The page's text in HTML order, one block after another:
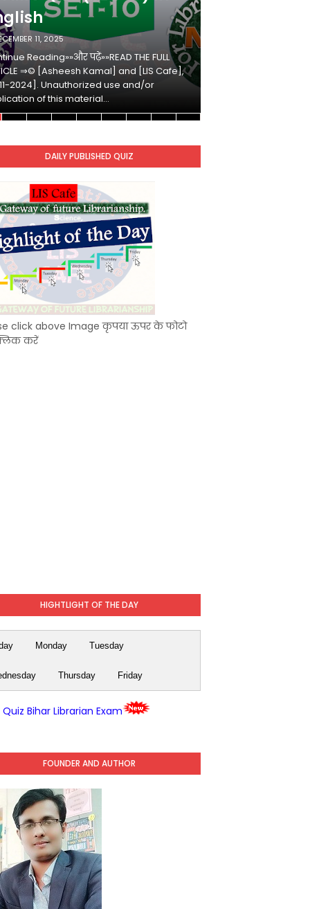
11, 2025
Reading»»और पढ़ें»»READ THE FULL
⇒© [Asheesh Kamal] and [LIS Cafe],
2024]. Unauthorized use and/or
of this material…
DAILY PUBLISHED QUIZ
click above Image कृपया ऊपर के फोटो
करें
HIGHTLIGHT OF THE DAY
Monday Tuesday
Thursday Friday
Quiz Bihar Librarian Exam
FOUNDER AND AUTHOR